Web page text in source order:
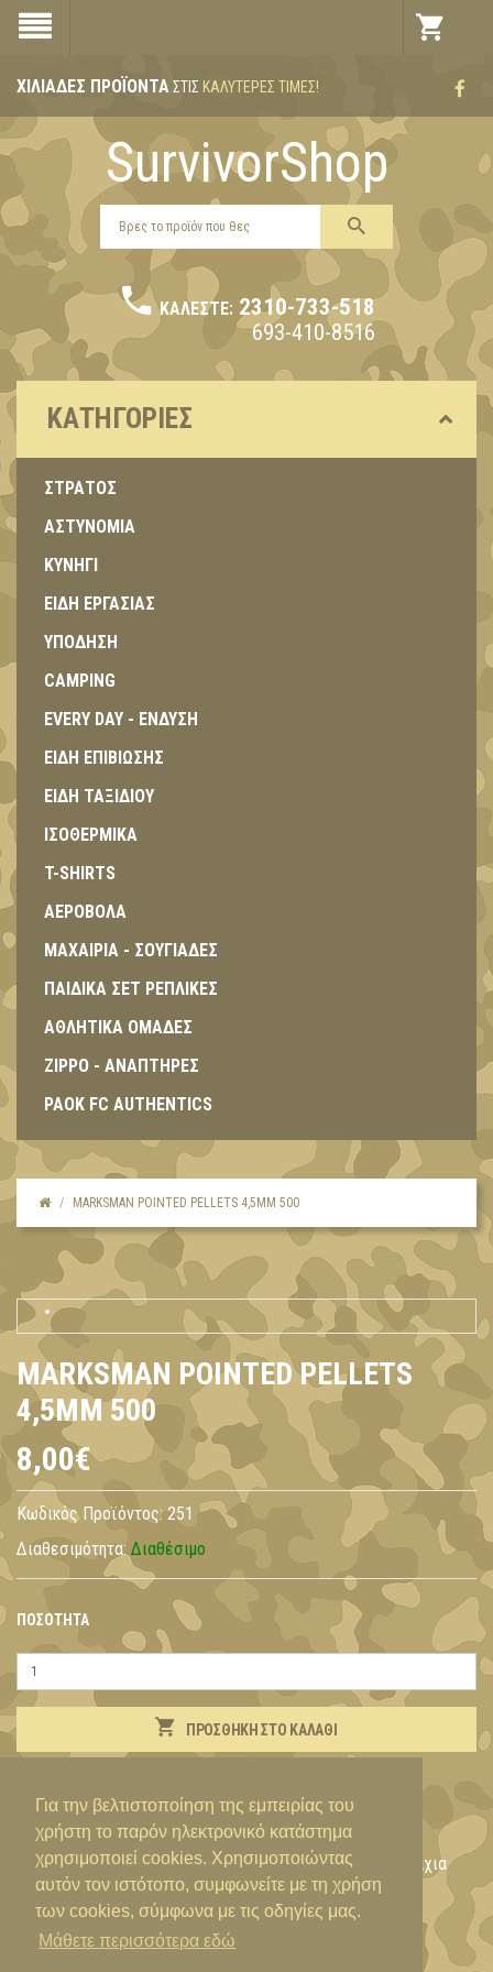
Για την βελτιστοποίηση της εμπειρίας του
χρήστη το παρόν ηλεκτρονικό κατάστημα
χρησιμοποιεί cookies. Χρησιμοποιώντας
αυτόν τον ιστότοπο, συμφωνείτε με τη χρήση
των cookies, σύμφωνα με τις οδηγίες μας.
Μάθετε περισσότερα εδώ
ΧΙΛΙΆΔΕΣ ΠΡΟΪΌΝΤΑΣΤΙΣ ΚΑΛΎΤΕΡΕΣ ΤΙΜΈΣ!
SurvivorShop
ΚΑΛΈΣΤΕ: 2310-733-518
693-410-8516
ΚΑΤΗΓΟΡΊΕΣ
ΣΤΡΑΤΟΣ
ΑΣΤΥΝΟΜΙΑ
ΚΥΝΗΓΙ
ΕΙΔΗ ΕΡΓΑΣΙΑΣ
ΥΠΟΔΗΣΗ
CAMPING
EVERY DAY - ΕΝΔΥΣΗ
ΕΙΔΗ ΕΠΙΒΙΩΣΗΣ
ΕΙΔΗ ΤΑΞΙΔΙΟΥ
ΙΣΟΘΕΡΜΙΚΑ
T-SHIRTS
ΑΕΡΟΒΟΛΑ
ΜΑΧΑΙΡΙΑ - ΣΟΥΓΙΑΔΕΣ
ΠΑΙΔΙΚΑ ΣΕΤ ΡΕΠΛΙΚΕΣ
ΑΘΛΗΤΙΚΑ ΟΜΑΔΕΣ
ZIPPO - ΑΝΑΠΤΗΡΕΣ
PAOK FC AUTHENTICS
MARKSMAN POINTED PELLETS 4,5MM 500
MARKSMAN POINTED PELLETS
4,5MM 500
8,00€
Κωδικός Προϊόντος: 251
Διαθεσιμότητα: Διαθέσιμο
ΠΟΣΌΤΗΤΑ
ΠΡΟΣΘΉΚΗ ΣΤΟ ΚΑΛΆΘΙ
ΠΕΡΙΓΡΑΦΉ
Σφαιρίδια για αεροβόλα με μυτερή άκρη 4,5mm. 500 τεμάχια